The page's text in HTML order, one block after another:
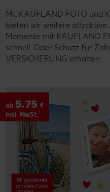
Mit KAUFLAND FOTO und
bieten wir weitere attraktive
Momente mit KAUFLAND
schnell. Oder Schutz für
VERSICHERUNG erhalten.
ab 5.75 €
inkl. MwSt.1